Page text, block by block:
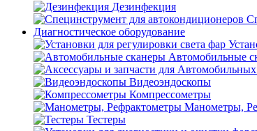
Дезинфекция
Диагностическое оборудование
Автомобильные
Видеоэндоскопы
Компрессометры
Манометры,
Тестеры